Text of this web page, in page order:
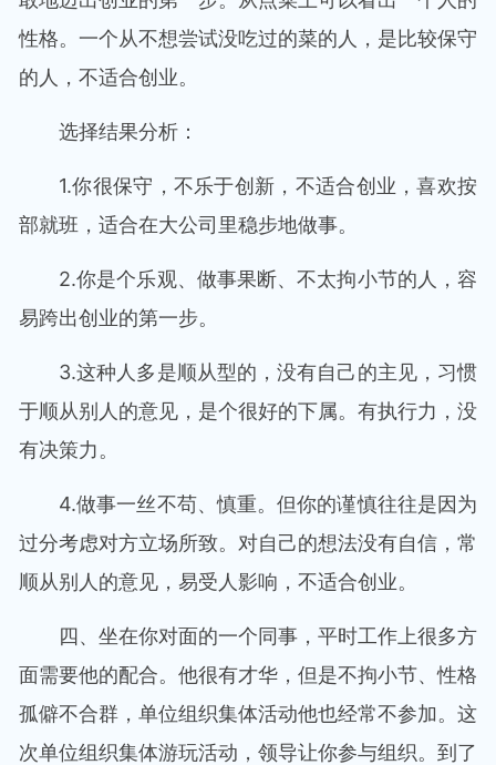
性格。一个从不想尝试没吃过的菜的人，是比较保守
的人，不适合创业。
选择结果分析：
1.你很保守，不乐于创新，不适合创业，喜欢按
部就班，适合在大公司里稳步地做事。
2.你是个乐观、做事果断、不太拘小节的人，容
易跨出创业的第一步。
3.这种人多是顺从型的，没有自己的主见，习惯
于顺从别人的意见，是个很好的下属。有执行力，没
有决策力。
4.做事一丝不苟、慎重。但你的谨慎往往是因为
过分考虑对方立场所致。对自己的想法没有自信，常
顺从别人的意见，易受人影响，不适合创业。
四、坐在你对面的一个同事，平时工作上很多方
面需要他的配合。他很有才华，但是不拘小节、性格
孤僻不合群，单位组织集体活动他也经常不参加。这
次单位组织集体游玩活动，领导让你参与组织。到了